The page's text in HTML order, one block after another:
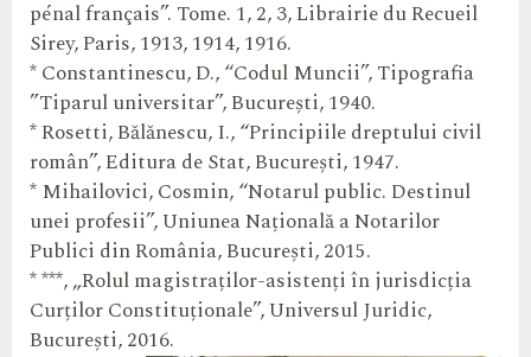
pénal français”. Tome. 1, 2, 3, Librairie du Recueil
Sirey, Paris, 1913, 1914, 1916.
* Constantinescu, D., “Codul Muncii”, Tipografia
”Tiparul universitar”, București, 1940.
* Rosetti, Bălănescu, I., “Principiile dreptului civil
român”, Editura de Stat, București, 1947.
* Mihailovici, Cosmin, “Notarul public. Destinul
unei profesii”, Uniunea Națională a Notarilor
Publici din România, București, 2015.
* ***, „Rolul magistraților-asistenți în jurisdicția
Curților Constituționale”, Universul Juridic,
București, 2016.